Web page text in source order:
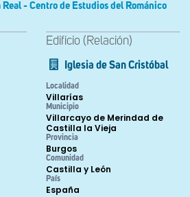
- Centro de Estudios del Románico
Edificio (Relación)
Iglesia de San Cristóbal
Localidad
Villarías
Municipio
Villarcayo de Merindad de
Castilla la Vieja
Provincia
Burgos
Comunidad
Castilla y León
País
España